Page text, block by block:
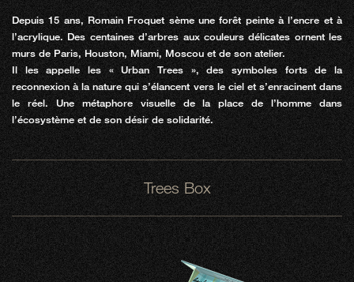
Depuis 15 ans, Romain Froquet sème une forêt peinte à l’encre et à
l’acrylique. Des centaines d’arbres aux couleurs délicates ornent les
murs de Paris, Houston, Miami, Moscou et de son atelier.
Il les appelle les « Urban Trees », des symboles forts de la
reconnexion à la nature qui s’élancent vers le ciel et s’enracinent dans
le réel. Une métaphore visuelle de la place de l’homme dans
l’écosystème et de son désir de solidarité.
Trees Box